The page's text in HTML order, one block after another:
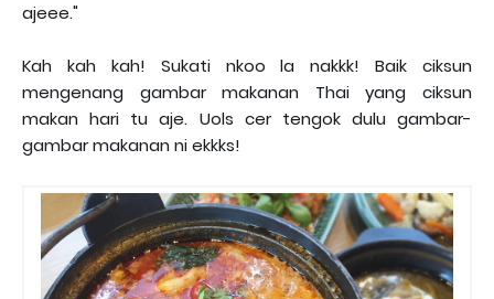
ajeee."
Kah kah kah! Sukati nkoo la nakkk! Baik ciksun
mengenang gambar makanan Thai yang ciksun
makan hari tu aje. Uols cer tengok dulu gambar-
gambar makanan ni ekkks!